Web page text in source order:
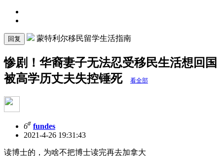
回复 蒙特利尔移民留学生活指南
惨剧！华裔妻子无法忍受移民生活想回国
被高学历丈夫失控锤死
看全部
6# fundes
2021-4-26 19:31:43
读博士的，为啥不把博士读完再去加拿大